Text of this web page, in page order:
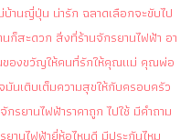
านญี่ปุ่น น่ารัก ฉลาดเลือกจะขับไป
นก็สะดวก สิ่งที่ร้านจักรยานไฟฟ้า อา
ของขวัญให้คนที่รักให้คุณแม่ คุณพ่อ
นเติบเต็มความสุขให้กับครอบครัว
รยานไฟฟ้าราคาถูก ไปใช้ มีคำถาม
านไฟฟ้ายี่ห้อไหนดี มีประกันไหม